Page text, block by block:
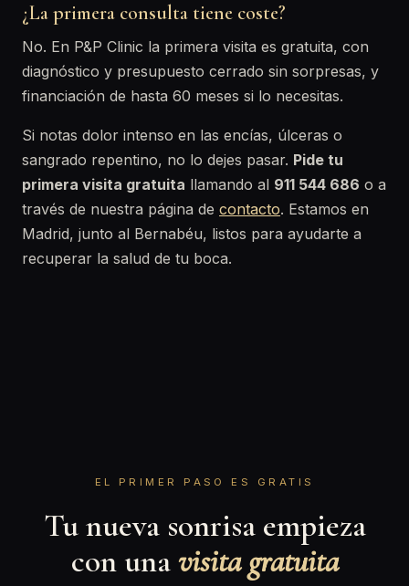
¿La primera consulta tiene coste?
No. En P&P Clinic la primera visita es gratuita, con
diagnóstico y presupuesto cerrado sin sorpresas, y
financiación de hasta 60 meses si lo necesitas.
Si notas dolor intenso en las encías, úlceras o
sangrado repentino, no lo dejes pasar. Pide tu
primera visita gratuita llamando al 911 544 686 o a
través de nuestra página de contacto. Estamos en
Madrid, junto al Bernabéu, listos para ayudarte a
recuperar la salud de tu boca.
EL PRIMER PASO ES GRATIS
Tu nueva sonrisa empieza
con unavisita gratuita